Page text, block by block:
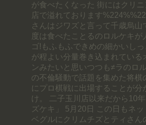
が食べたくなった 街にはクリ
店で溢れております
さんはジワズと言って千歳烏
度は食べたことるのロルケキ
ゴ!もふもふできめの細かいし
が程よい分量巻き込まれてい
ンみたいと思いつつも≠ラのロ
の不倫騒動で話題を集めた将
にプロ棋戦に出場することが
け。 二子玉川店以来だから10
ズケキ」 5月20日 この日もネ
ベグルにクリムチズとティさ